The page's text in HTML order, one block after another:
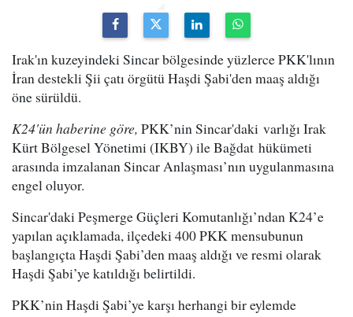
Irak'ın kuzeyindeki Sincar bölgesinde yüzlerce PKK'lının
İran destekli Şii çatı örgütü Haşdi Şabi'den maaş aldığı
öne sürüldü.
K24'ün haberine göre, PKK’nin Sincar'daki varlığı Irak
Kürt Bölgesel Yönetimi (IKBY) ile Bağdat hükümeti
arasında imzalanan Sincar Anlaşması’nın uygulanmasına
engel oluyor.
Sincar'daki Peşmerge Güçleri Komutanlığı’ndan K24’e
yapılan açıklamada, ilçedeki 400 PKK mensubunun
başlangıçta Haşdi Şabi’den maaş aldığı ve resmi olarak
Haşdi Şabi’ye katıldığı belirtildi.
PKK’nin Haşdi Şabi’ye karşı herhangi bir eylemde